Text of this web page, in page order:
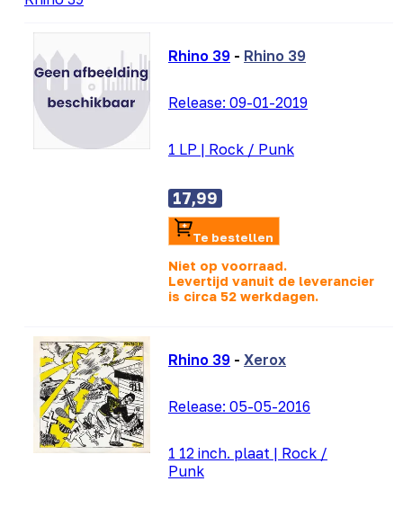
Rhino 39 - Rhino 39
Release: 09-01-2019
1 LP | Rock / Punk
17,99
Te bestellen
Niet op voorraad.
Levertijd vanuit de leverancier
is circa 52 werkdagen.
Rhino 39 - Xerox
Release: 05-05-2016
1 12 inch. plaat | Rock /
Punk